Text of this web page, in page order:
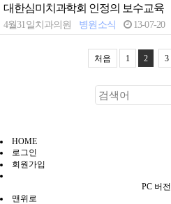
대한심미치과학회 인정의 보수교육
4월31일치과의원 병원소식 13-07-20
처음 1 2 3
HOME
로그인
회원가입
PC 버전
맨위로